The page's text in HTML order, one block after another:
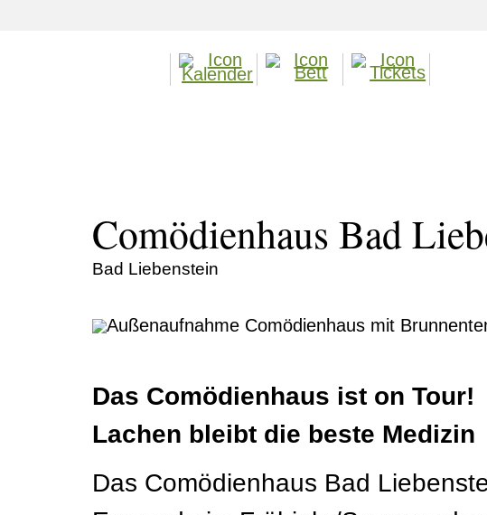
Comödienhaus Bad
Bad Liebenstein
Das Comödienhaus ist on Tour!
Lachen bleibt die beste Medizin
Das Comödienhaus Bad